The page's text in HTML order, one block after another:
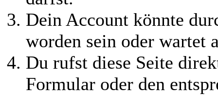
Dein Account könnte
worden sein oder wartet
Du rufst diese Seite
Formular oder den